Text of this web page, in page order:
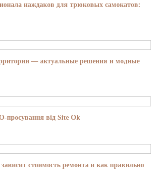
наждаков для трюковых самокатов:
— актуальные решения и модные
просування від Site Ok
стоимость ремонта и как правильно